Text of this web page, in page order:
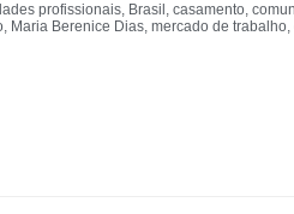
profissionais, Brasil , casamento,
, Maria Berenice Dias, mercado de trabalho,